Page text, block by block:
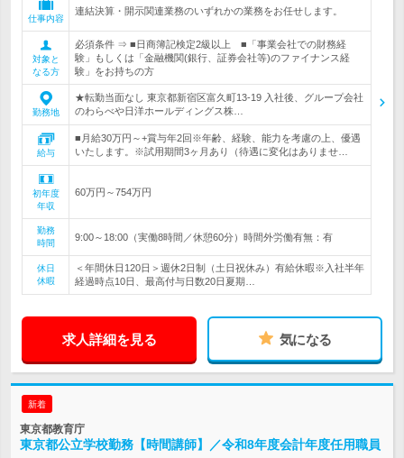
仕事内容
連結決算・開示関連業務のいずれかの業務をお任せします。
対象と
なる方
必須条件 ⇒ ■日商簿記検定2級以上 ■「事業会社での財務経
験」もしくは「金融機関(銀行、証券会社等)のファイナンス経
験」をお持ちの方
勤務地
★転勤当面なし 東京都新宿区富久町13-19 入社後、グループ会社
のわらべや日洋ホールディングス株…
給与
■月給30万円～+賞与年2回※年齢、経験、能力を考慮の上、優遇
いたします。※試用期間3ヶ月あり（待遇に変化はありませ…
初年度
年収
60万円～754万円
勤務
時間
9:00～18:00（実働8時間／休憩60分）時間外労働有無：有
休日
休暇
＜年間休日120日＞週休2日制（土日祝休み）有給休暇※入社半年
経過時点10日、最高付与日数20日夏期…
求人詳細を見る 気になる
新着
東京都教育庁
東京都公立学校勤務【時間講師】／令和8年度会計年度任用職員